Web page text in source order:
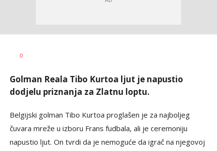
AUTOR
0
Golman Reala Tibo Kurtoa ljut je napustio
dodjelu priznanja za Zlatnu loptu.
Belgijski golman Tibo Kurtoa proglašen je za najboljeg
čuvara mreže u izboru Frans fudbala, ali je ceremoniju
napustio ljut. On tvrdi da je nemoguće da igrač na njegovoj